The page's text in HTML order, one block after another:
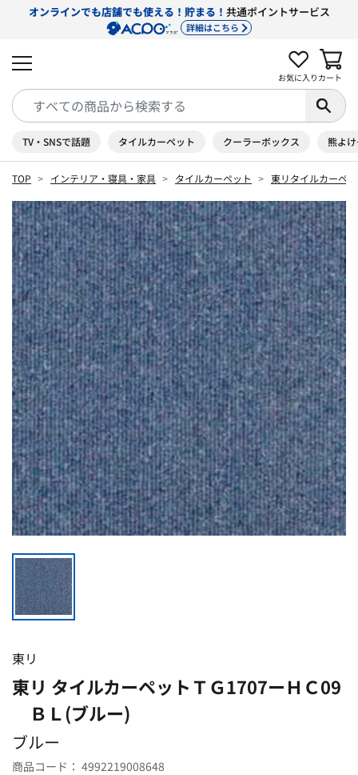
オンラインでも店舗でも使える！貯まる！ 共通ポイントサービス
詳細はこちら
お気に入り カート
TV・SNSで話題 タイルカーペット クーラーボックス 熊よ
TOP インテリア・寝具・家具 タイルカーペット 東リタイルカーペ
東リ
東リ タイルカーペットＴＧ1707ーＨＣ09
ＢＬ(ブルー)
ブルー
商品コード： 4992219008648